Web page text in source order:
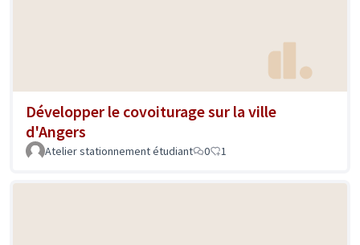
Développer le covoiturage sur la ville
d'Angers
Atelier stationnement étudiant 0 1